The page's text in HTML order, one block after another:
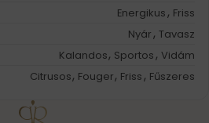
Energikus , Friss
Nyár , Tavasz
Kalandos, Sportos , Vidám
Citrusos, Fouger, Friss , Fűszeres